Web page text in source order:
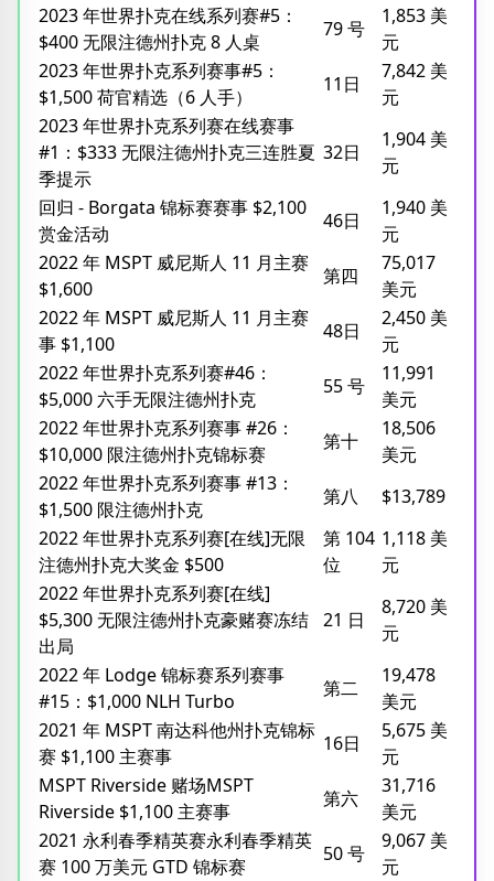
2023 年世界扑克在线系列赛#5：
$400 无限注德州扑克 8 人桌
79 号
1,853 美
元
2023 年世界扑克系列赛事#5：
$1,500 荷官精选（6 人手）
11日
7,842 美
元
2023 年世界扑克系列赛在线赛事
#1：$333 无限注德州扑克三连胜夏
季提示
32日
1,904 美
元
回归 - Borgata 锦标赛赛事 $2,100
赏金活动
46日
1,940 美
元
2022 年 MSPT 威尼斯人 11 月主赛
$1,600
第四
75,017
美元
2022 年 MSPT 威尼斯人 11 月主赛
事 $1,100
48日
2,450 美
元
2022 年世界扑克系列赛#46：
$5,000 六手无限注德州扑克
55 号
11,991
美元
2022 年世界扑克系列赛事 #26：
$10,000 限注德州扑克锦标赛
第十
18,506
美元
2022 年世界扑克系列赛事 #13：
$1,500 限注德州扑克
第八
$13,789
2022 年世界扑克系列赛[在线]无限
注德州扑克大奖金 $500
第 104
位
1,118 美
元
2022 年世界扑克系列赛[在线]
$5,300 无限注德州扑克豪赌赛冻结
出局
21 日
8,720 美
元
2022 年 Lodge 锦标赛系列赛事
#15：$1,000 NLH Turbo
第二
19,478
美元
2021 年 MSPT 南达科他州扑克锦标
赛 $1,100 主赛事
16日
5,675 美
元
MSPT Riverside 赌场MSPT
Riverside $1,100 主赛事
第六
31,716
美元
2021 永利春季精英赛永利春季精英
赛 100 万美元 GTD 锦标赛
50 号
9,067 美
元